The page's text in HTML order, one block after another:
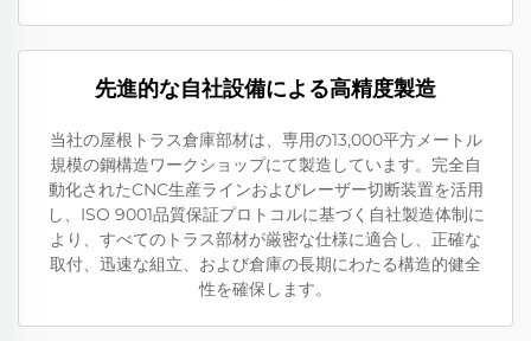
先進的な自社設備による高精度製造
当社の屋根トラス倉庫部材は、専用の13,000平方メートル
規模の鋼構造ワークショップにて製造しています。完全自
動化されたCNC生産ラインおよびレーザー切断装置を活用
し、ISO 9001品質保証プロトコルに基づく自社製造体制に
より、すべてのトラス部材が厳密な仕様に適合し、正確な
取付、迅速な組立、および倉庫の長期にわたる構造的健全
性を確保します。